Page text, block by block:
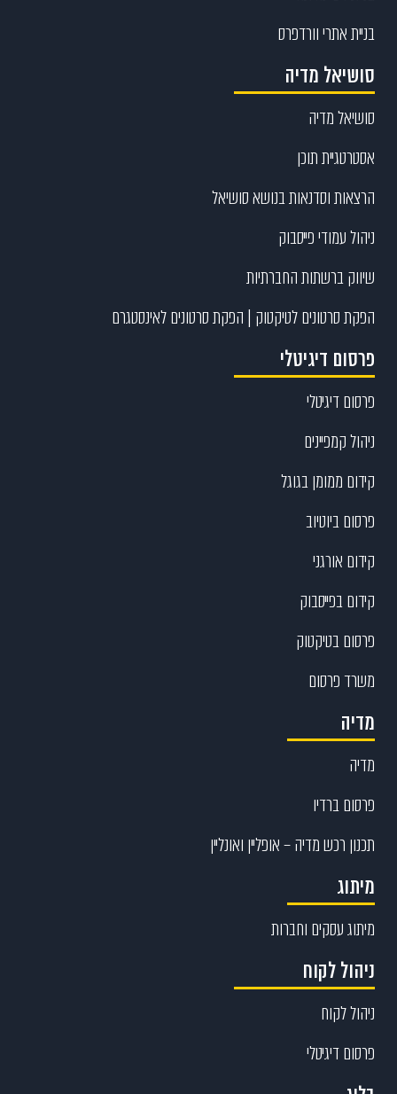
בניית אתרי וורדפרס
סושיאל מדיה
סושיאל מדיה
אסטרטגיית תוכן
הרצאות וסדנאות בנושא סושיאל
ניהול עמודי פייסבוק
שיווק ברשתות החברתיות
הפקת סרטונים לטיקטוק | הפקת סרטונים לאינסטגרם
פרסום דיגיטלי
פרסום דיגיטלי
ניהול קמפיינים
קידום ממומן בגוגל
פרסום ביוטיוב
קידום אורגני
קידום בפייסבוק
פרסום בטיקטוק
משרד פרסום
מדיה
מדיה
פרסום ברדיו
תכנון רכש מדיה – אופליין ואונליין
מיתוג
מיתוג עסקים וחברות
ניהול לקוח
ניהול לקוח
פרסום דיגיטלי